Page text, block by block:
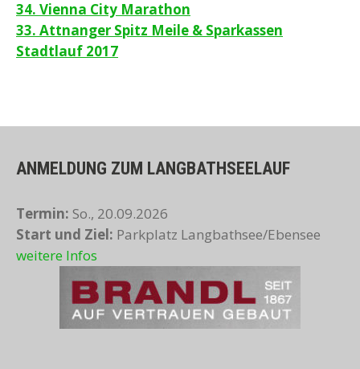
Beitragsnavigation
34. Vienna City Marathon
33. Attnanger Spitz Meile & Sparkassen
Stadtlauf 2017
ANMELDUNG ZUM LANGBATHSEELAUF
Termin: So., 20.09.2026
Start und Ziel: Parkplatz Langbathsee/Ebensee
weitere Infos